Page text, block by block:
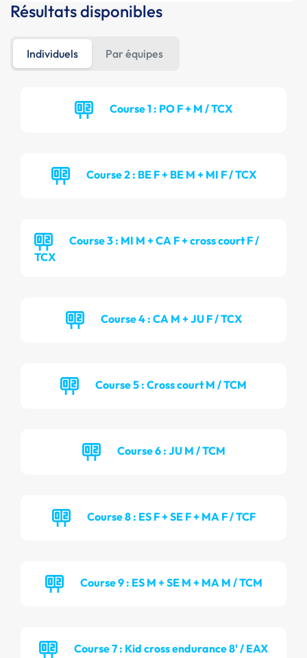
Résultats disponibles
Individuels Par équipes
Course 1 : PO F + M / TCX
Course 2 : BE F + BE M + MI F / TCX
Course 3 : MI M + CA F + cross court F /
TCX
Course 4 : CA M + JU F / TCX
Course 5 : Cross court M / TCM
Course 6 : JU M / TCM
Course 8 : ES F + SE F + MA F / TCF
Course 9 : ES M + SE M + MA M / TCM
Course 7 : Kid cross endurance 8' / EAX